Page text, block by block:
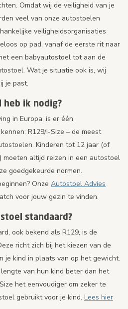
Omdat wij de veiligheid van je
veel van onze autostoelen
veiligheidsorganisaties
op pad, vanaf de eerste rit naar
een babyautostoel tot aan de
Wat je situatie ook is, wij
je past.
ik nodig?
in Europa, is er één
R129/i-Size – de meest
Kinderen tot 12 jaar (of
moeten altijd reizen in een autostoel
goedgekeurde normen.
Onze Autostoel Advies
voor jouw gezin te vinden.
standaard?
ook bekend als R129, is de
richt zich bij het kiezen van de
je kind in plaats van op het gewicht.
van hun kind beter dan het
het eenvoudiger om zeker te
gebruikt voor je kind. Lees hier